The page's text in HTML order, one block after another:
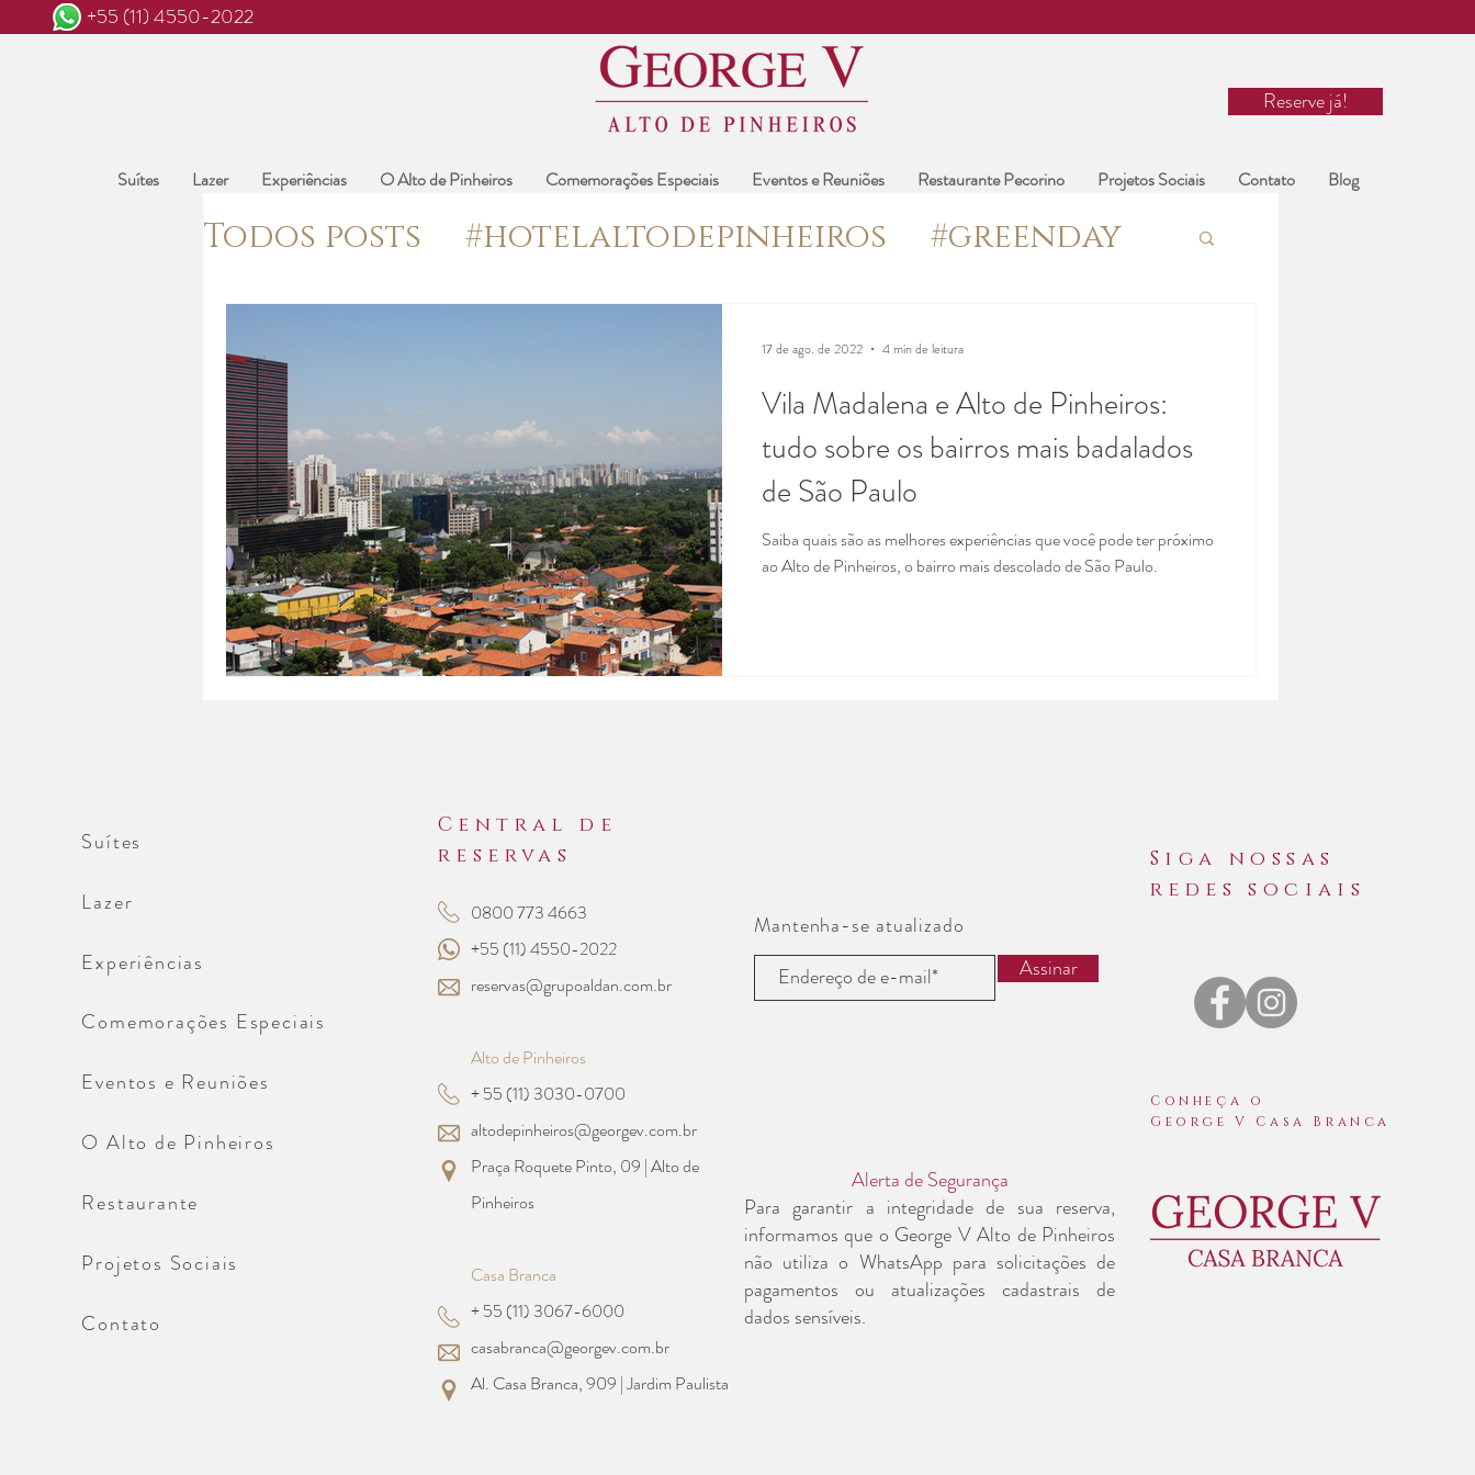
Reserve já!
+55 (11) 4550-2022
Suítes Lazer Experiências O Alto de Pinheiros Comemorações Especiais Eventos e Reuniões Restaurante Pecorino Projetos Sociais Contato Blog
Todos posts #hotelaltodepinheiros
#greenday
#primavera
#primaveraemsãopaulo
#sãopaulo
#pinheiros
#restaurantesempinheiros
#natalemsãopaulo
#cafeteriasemsãopaulo
#páscoaaltodepinheiros
Eventos
Carnaval em São Paulo
viagem a trabalho
Roteiros e Experiências
Guia local
Guia de São Paulo
Viagens corporativas
Vila Madalena e Alto de Pinheiros:
tudo sobre os bairros mais badalados
de São Paulo
Saiba quais são as melhores experiências que você pode ter próximo
ao Alto de Pinheiros, o bairro mais descolado de São Paulo.
17 de ago. de 2022 4 min de leitura
Suítes
Lazer
Experiências
Comemorações Especiais
Eventos e Reuniões
O Alto de Pinheiros
Restaurante
Projetos Sociais
Contato
Central de
reservas
0800 773 4663
+55 (11) 4550-2022
reservas@grupoaldan.com.br
Alto de Pinheiros
+ 55 (11) 3030-0700
altodepinheiros@georgev.com.br
Praça Roquete Pinto, 09 | Alto de
Pinheiros
Casa Branca
+ 55 (11) 3067-6000
casabranca@georgev.com.br
Al. Casa Branca, 909 | Jardim Paulista
Mantenha-se atualizado
Assinar
Alerta de Segurança
Para garantir a integridade de sua reserva,
informamos que o George V Alto de Pinheiros
não utiliza o WhatsApp para solicitações de
pagamentos ou atualizações cadastrais de
dados sensíveis.
Siga nossas
redes sociais
Conheça o
George V Casa Branca